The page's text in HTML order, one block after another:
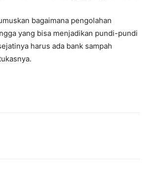
bagaimana pengolahan
yang bisa menjadikan pundi-pundi
harus ada bank sampah